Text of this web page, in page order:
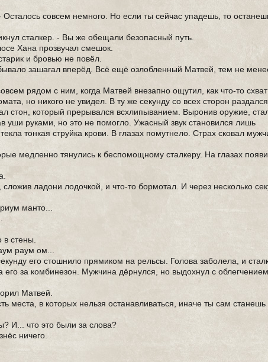
совсем немного. Но если ты сейчас упадешь, то
сталкер. - Вы же обещали безопасный путь.
Хана прозвучал смешок.
и бровью не повёл.
зашагал вперёд. Всё ещё озлобленный Матвей, тем не
рядом с ним, когда Матвей внезапно ощутил, как что-то
но никого не увидел. В ту же секунду со всех сторон раздался
стон, который прерывался всхлипыванием. Выронив оружие,
уши руками, но это не помогло. Ужасный звук становился лишь
тонкая струйка крови. В глазах помутнело. Страх сковал
медленно тянулись к беспомощному сталкеру. На глазах
ладони лодочкой, и что-то бормотал. И через несколько
манто...
в стены.
раум ом...
его стошнило прямиком на рельсы. Голова заболела, и
его за комбинезон. Мужчина дёрнулся, но выдохнул с облегчением,
Матвей.
места, в которых нельзя останавливаться, иначе ты сам станешь
И... что это были за слова?
ничего.